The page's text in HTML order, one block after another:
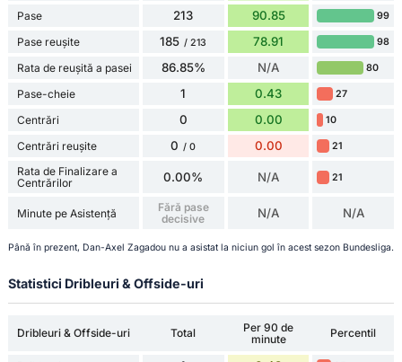
Pase 213 90.85 99
Pase reușite 185 / 213 78.91 98
Rata de reușită a pasei 86.85% N/A 80
Pase-cheie 1 0.43 27
Centrări 0 0.00 10
Centrări reușite 0 / 0 0.00 21
Rata de Finalizare a
Centrărilor
0.00% N/A 21
Minute pe Asistență
Fără pase
decisive
N/A N/A
Până în prezent, Dan-Axel Zagadou nu a asistat la niciun gol în acest sezon Bundesliga.
Statistici Dribleuri & Offside-uri
Dribleuri & Offside-uri Total
Per 90 de
minute
Percentil